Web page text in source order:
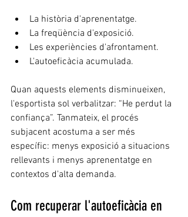
La història d'aprenentatge.
La freqüència d'exposició.
Les experiències d'afrontament.
L'autoeficàcia acumulada.
Quan aquests elements disminueixen,
l'esportista sol verbalitzar: “He perdut la
confiança”. Tanmateix, el procés
subjacent acostuma a ser més
específic: menys exposició a situacions
rellevants i menys aprenentatge en
contextos d'alta demanda.
Com recuperar l'autoeficàcia en